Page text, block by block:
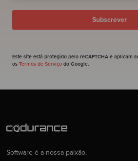
Este site está protegido pelo reCAPTCHA e aplicam-
os Termos de Serviço do Google.
Software é a nossa paixão.